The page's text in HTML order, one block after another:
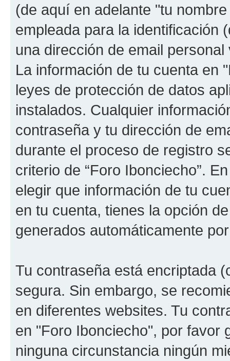
(de aquí en adelante "tu
empleada para la identificación
una dirección de email
La información de tu cuenta en
leyes de protección de datos
instalados. Cualquier
contraseña y tu dirección de
durante el proceso de registro
criterio de “Foro Ibonciecho”.
elegir que información de tu
en tu cuenta, tienes la opción
generados automáticamente
Tu contraseña está encriptada
segura. Sin embargo, se
en diferentes websites. Tu
en "Foro Ibonciecho", por favor
ninguna circunstancia ningún